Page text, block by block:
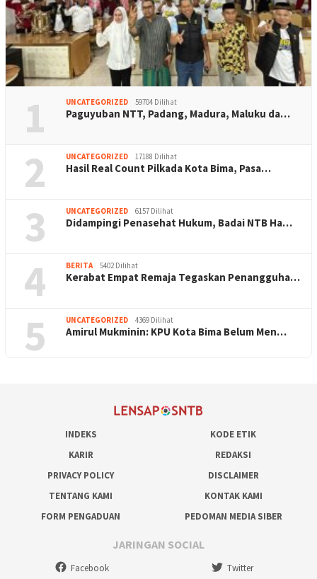
1 UNCATEGORIZED 59704 Dilihat
Paguyuban NTT, Padang, Madura, Maluku da…
2 UNCATEGORIZED 17188 Dilihat
Hasil Real Count Pilkada Kota Bima, Pasa…
3 UNCATEGORIZED 6157 Dilihat
Didampingi Penasehat Hukum, Badai NTB Ha…
4 BERITA 5402 Dilihat
Kerabat Empat Remaja Tegaskan Penangguha…
5 UNCATEGORIZED 4369 Dilihat
Amirul Mukminin: KPU Kota Bima Belum Men…
INDEKS
KODE ETIK
KARIR
REDAKSI
PRIVACY POLICY
DISCLAIMER
TENTANG KAMI
KONTAK KAMI
FORM PENGADUAN
PEDOMAN MEDIA SIBER
JARINGAN SOCIAL
Facebook Twitter